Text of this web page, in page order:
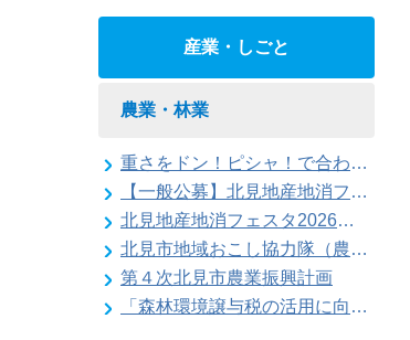
産業・しごと
農業・林業
重さをドン！ピシャ！で合わせろ てんびんゲ～ム参加者の募集（北見地産地消フェスタ2026）
【一般公募】北見地産地消フェスタ2026ステージイベント出演者の募集
北見地産地消フェスタ2026の開催
北見市地域おこし協力隊（農業部門）活動記録
第４次北見市農業振興計画
「森林環境譲与税の活用に向けた基本的な考え方について」を策定しました